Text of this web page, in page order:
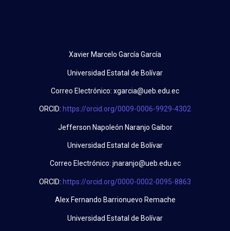
Xavier Marcelo García García
Universidad Estatal de Bolívar
Correo Electrónico: xgarcia@ueb.edu.ec
ORCID: https://orcid.org/0009-0006-9929-4302
Jefferson Napoleón Naranjo Gaibor
Universidad Estatal de Bolívar
Correo Electrónico: jnaranjo@ueb.edu.ec
ORCID: https://orcid.org/0000-0002-0095-8863
Alex Fernando Barrionuevo Remache
Universidad Estatal de Bolívar